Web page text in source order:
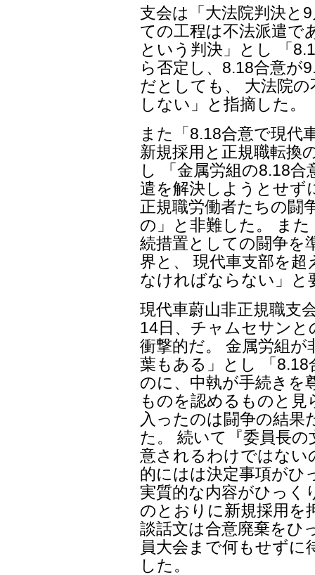
支会は「大法院判決と
ての工程は不法派遣で
という判決」とし 「
ら否定し、8.18合意が
だとしても、 大法院
しない」と指摘した。
また「8.18合意で現代
新規採用と正規職転換
し 「金属労組の8.18
遣を解決しようとせず
正規職労働者たちの闘
の」と非難した。 ま
続措置としての闘争を
界と、 現代車支部を
なければならない」と
現代車蔚山非正規職支
14日、チャムセサンと
衝撃的だ。 金属労組
葉もある」とし 「
のに、中執が手続きを
ものを認めるものと
入ったのは闘争の結果
た。 続いて『委員長
意されるわけではない
的にはは決定事項がひ
実質的な内容がひっく
のとおりに新規採用を
談話文は合意廃棄をひ
員大会まで何もせずに
した。